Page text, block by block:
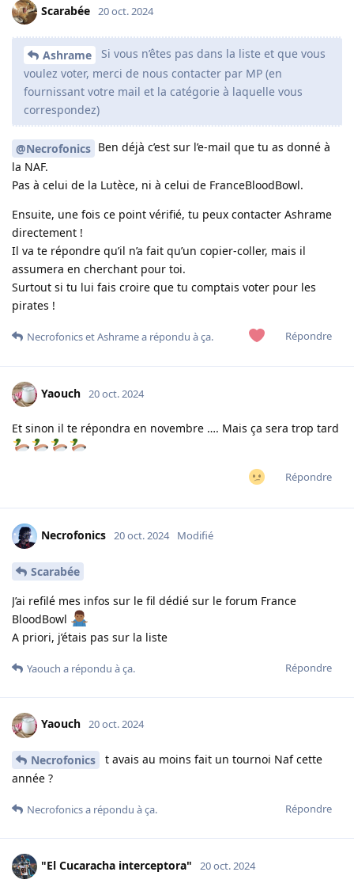
Scarabée 20 oct. 2024
Ashrame
Si vous n’êtes pas dans la liste et que vous
voulez voter, merci de nous contacter par MP (en
fournissant votre mail et la catégorie à laquelle vous
correspondez)
@Necrofonics Ben déjà c’est sur l’e-mail que tu as donné à
la NAF.
Pas à celui de la Lutèce, ni à celui de FranceBloodBowl.
Ensuite, une fois ce point vérifié, tu peux contacter Ashrame
directement !
Il va te répondre qu’il n’a fait qu’un copier-coller, mais il
assumera en cherchant pour toi.
Surtout si tu lui fais croire que tu comptais voter pour les
pirates !
Répondre
NecrofonicsetAshramea répondu à ça.
Yaouch 20 oct. 2024
Et sinon il te répondra en novembre …. Mais ça sera trop tard
Répondre
Necrofonics 20 oct. 2024 Modifié
Scarabée
J’ai refilé mes infos sur le fil dédié sur le forum France
BloodBowl
A priori, j’étais pas sur la liste
Répondre
Yaouch a répondu à ça.
Yaouch 20 oct. 2024
Necrofonics
t avais au moins fait un tournoi Naf cette
année ?
Répondre
Necrofonicsa répondu à ça.
"El Cucaracha interceptora" 20 oct. 2024